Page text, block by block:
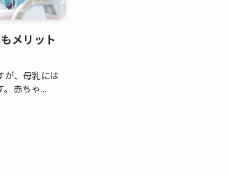
メリット
が、母乳には
。赤ちゃ...